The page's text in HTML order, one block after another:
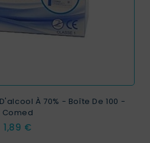
À 70% - Boîte De 100 -
Comed
Prix
1,89 €